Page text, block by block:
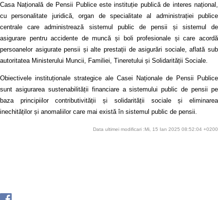
Casa Națională de Pensii Publice este instituție publică de interes național,
cu personalitate juridică, organ de specialitate al administrației publice
centrale care administrează sistemul public de pensii și sistemul de
asigurare pentru accidente de muncă și boli profesionale și care acordă
persoanelor asigurate pensii și alte prestații de asigurări sociale, aflată sub
autoritatea Ministerului Muncii, Familiei, Tineretului și Solidarității Sociale.
Obiectivele instituționale strategice ale Casei Naționale de Pensii Publice
sunt asigurarea sustenabilității financiare a sistemului public de pensii pe
baza principiilor contributivității și solidarității sociale și eliminarea
inechităților și anomaliilor care mai există în sistemul public de pensii.
Data ultimei modificari :Mi, 15 Ian 2025 08:52:04 +0200